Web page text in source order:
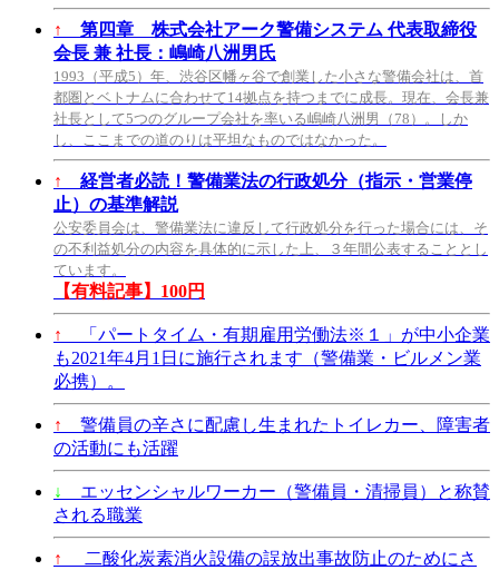
↑
第四章 株式会社アーク警備システム 代表取締役
会長 兼 社長：嶋崎八洲男氏
1993（平成5）年、渋谷区幡ヶ谷で創業した小さな警備会社は、首
都圏とベトナムに合わせて14拠点を持つまでに成長。現在、会長兼
社長として5つのグループ会社を率いる嶋崎八洲男（78）。しか
し、ここまでの道のりは平坦なものではなかった。
↑
経営者必読！警備業法の行政処分（指示・営業停
止）の基準解説
公安委員会は、警備業法に違反して行政処分を行った場合には、そ
の不利益処分の内容を具体的に示した上、３年間公表することとし
ています。
【有料記事】100円
↑
「パートタイム・有期雇用労働法※１」が中小企業
も2021年4月1日に施行されます（警備業・ビルメン業
必携）。
↑
警備員の辛さに配慮し生まれたトイレカー、障害者
の活動にも活躍
↓
エッセンシャルワーカー（警備員・清掃員）と称賛
される職業
↑
二酸化炭素消火設備の誤放出事故防止のためにさ